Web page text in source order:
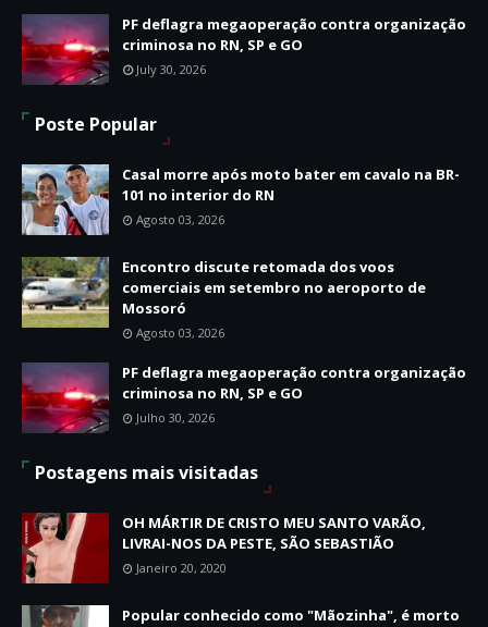
PF deflagra megaoperação contra organização
criminosa no RN, SP e GO
July 30, 2026
Poste Popular
Casal morre após moto bater em cavalo na BR-
101 no interior do RN
Agosto 03, 2026
Encontro discute retomada dos voos
comerciais em setembro no aeroporto de
Mossoró
Agosto 03, 2026
PF deflagra megaoperação contra organização
criminosa no RN, SP e GO
Julho 30, 2026
Postagens mais visitadas
OH MÁRTIR DE CRISTO MEU SANTO VARÃO,
LIVRAI-NOS DA PESTE, SÃO SEBASTIÃO
Janeiro 20, 2020
Popular conhecido como "Mãozinha", é morto